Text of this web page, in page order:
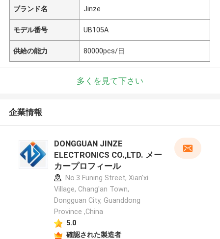
ブランド名 Jinze
モデル番号 UB105A
供給の能力 80000pcs/日
多くを見て下さい
企業情報
DONGGUAN JINZE
ELECTRONICS CO.,LTD. メー
カープロフィール
No.3 Funing Street, Xian'xi
Village, Chang'an Town,
Dongguan City, Guanddong
Province ,China
5.0
確認された製造者